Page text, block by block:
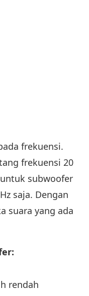
frekuensi.
frekuensi 20
subwoofer
saja. Dengan
suara yang ada
rendah